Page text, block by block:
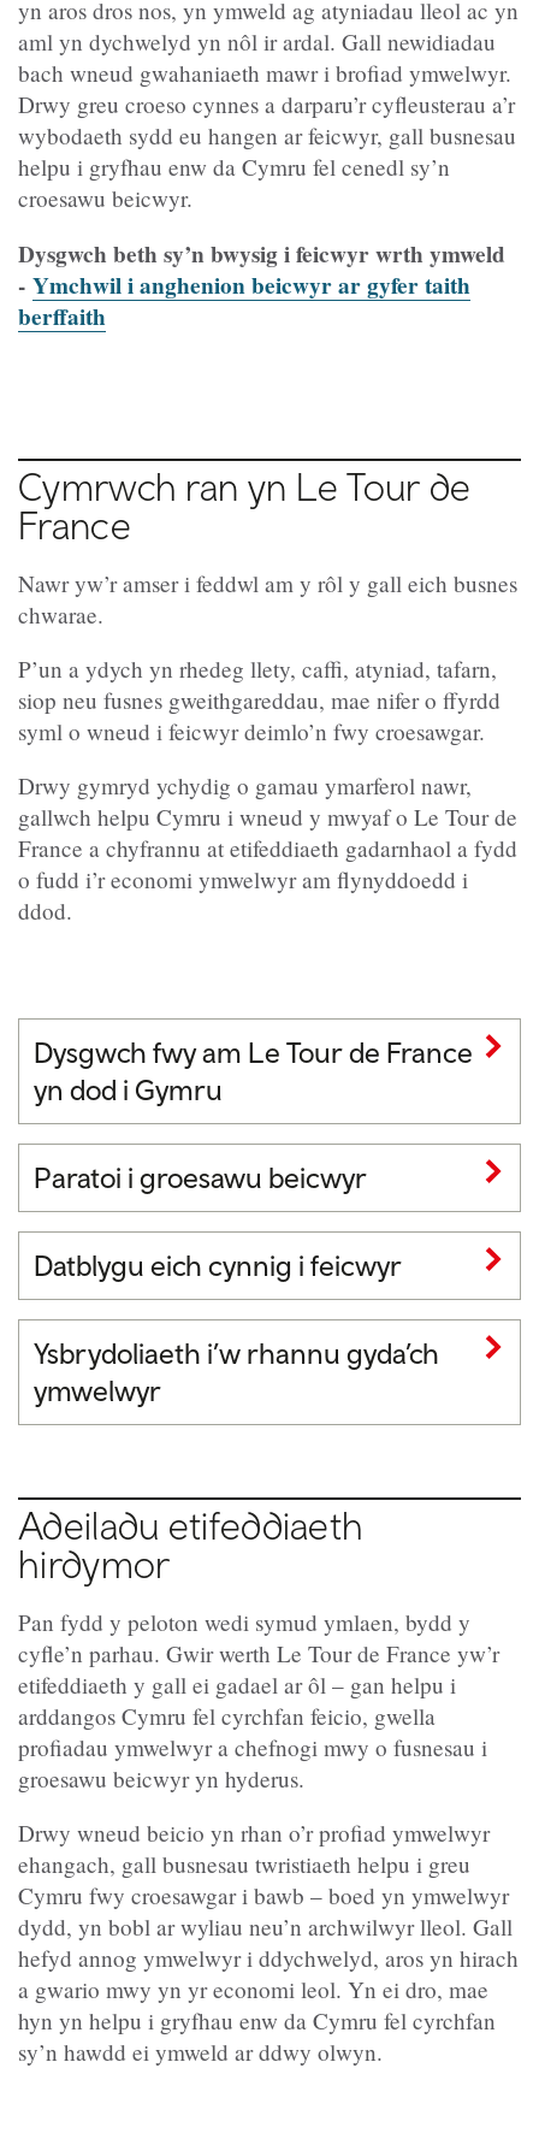
yn aros dros nos, yn ymweld ag atyniadau lleol ac yn
aml yn dychwelyd yn nôl ir ardal. Gall newidiadau
bach wneud gwahaniaeth mawr i brofiad ymwelwyr.
Drwy greu croeso cynnes a darparu’r cyfleusterau a’r
wybodaeth sydd eu hangen ar feicwyr, gall busnesau
helpu i gryfhau enw da Cymru fel cenedl sy’n
croesawu beicwyr.
Dysgwch beth sy’n bwysig i feicwyr wrth ymweld
- Ymchwil i anghenion beicwyr ar gyfer taith
berffaith
Cymrwch ran yn Le Tour de
France
Nawr yw’r amser i feddwl am y rôl y gall eich busnes
chwarae.
P’un a ydych yn rhedeg llety, caffi, atyniad, tafarn,
siop neu fusnes gweithgareddau, mae nifer o ffyrdd
syml o wneud i feicwyr deimlo’n fwy croesawgar.
Drwy gymryd ychydig o gamau ymarferol nawr,
gallwch helpu Cymru i wneud y mwyaf o Le Tour de
France a chyfrannu at etifeddiaeth gadarnhaol a fydd
o fudd i’r economi ymwelwyr am flynyddoedd i
ddod.
Dysgwch fwy am Le Tour de France
yn dod i Gymru
Paratoi i groesawu beicwyr
Datblygu eich cynnig i feicwyr
Ysbrydoliaeth i’w rhannu gyda’ch
ymwelwyr
Adeiladu etifeddiaeth
hirdymor
Pan fydd y peloton wedi symud ymlaen, bydd y
cyfle’n parhau. Gwir werth Le Tour de France yw’r
etifeddiaeth y gall ei gadael ar ôl – gan helpu i
arddangos Cymru fel cyrchfan feicio, gwella
profiadau ymwelwyr a chefnogi mwy o fusnesau i
groesawu beicwyr yn hyderus.
Drwy wneud beicio yn rhan o’r profiad ymwelwyr
ehangach, gall busnesau twristiaeth helpu i greu
Cymru fwy croesawgar i bawb – boed yn ymwelwyr
dydd, yn bobl ar wyliau neu’n archwilwyr lleol. Gall
hefyd annog ymwelwyr i ddychwelyd, aros yn hirach
a gwario mwy yn yr economi leol. Yn ei dro, mae
hyn yn helpu i gryfhau enw da Cymru fel cyrchfan
sy’n hawdd ei ymweld ar ddwy olwyn.